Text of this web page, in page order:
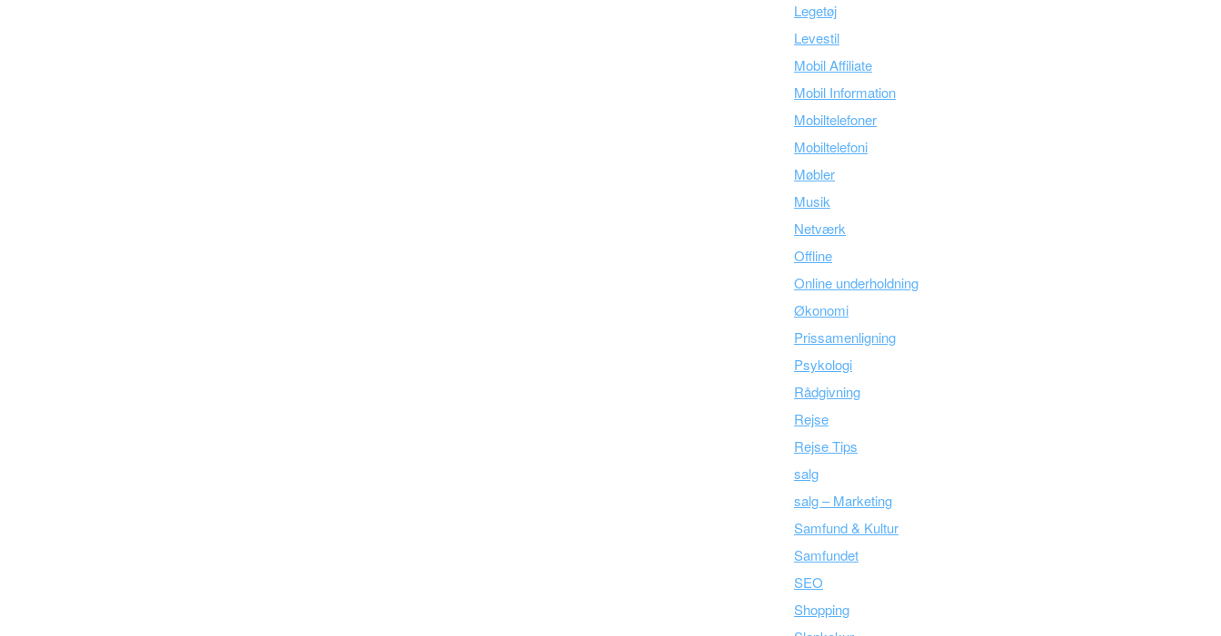
Legetøj
Levestil
Mobil Affiliate
Mobil Information
Mobiltelefoner
Mobiltelefoni
Møbler
Musik
Netværk
Offline
Online underholdning
Økonomi
Prissamenligning
Psykologi
Rådgivning
Rejse
Rejse Tips
salg
salg – Marketing
Samfund & Kultur
Samfundet
SEO
Shopping